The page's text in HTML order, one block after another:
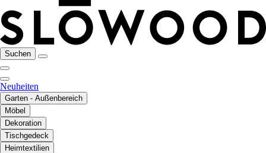
Suchen
Neuheiten
Garten - Außenbereich
Möbel
Dekoration
Tischgedeck
Heimtextilien